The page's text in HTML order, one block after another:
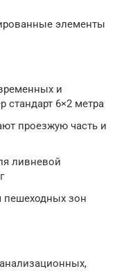
элементы
и
стандарт 6×2 метра
проезжую часть и
ливневой
пешеходных зон